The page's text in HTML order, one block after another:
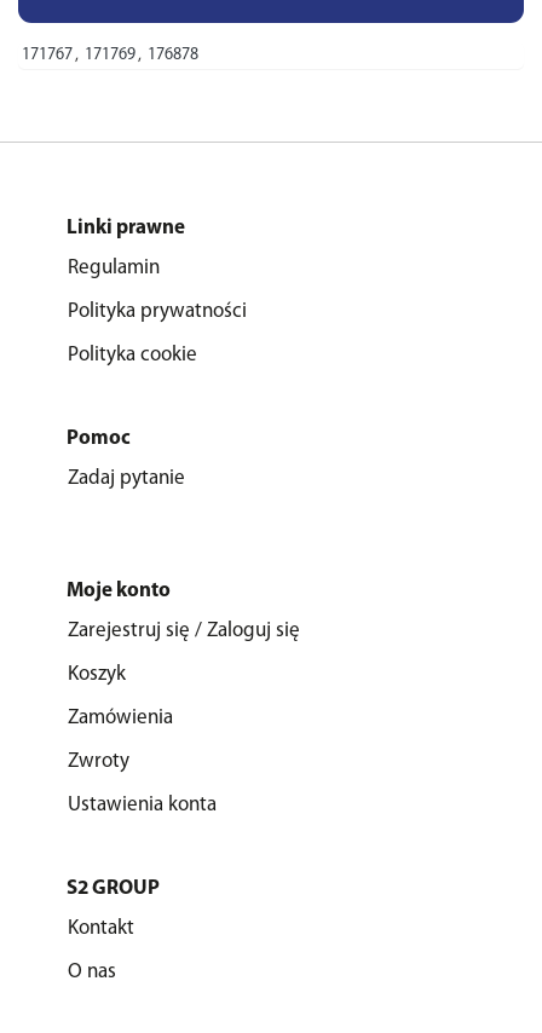
171767 , 171769 , 176878
Linki prawne
Regulamin
Polityka prywatności
Polityka cookie
Pomoc
Zadaj pytanie
Moje konto
Zarejestruj się / Zaloguj się
Koszyk
Zamówienia
Zwroty
Ustawienia konta
S2 GROUP
Kontakt
O nas